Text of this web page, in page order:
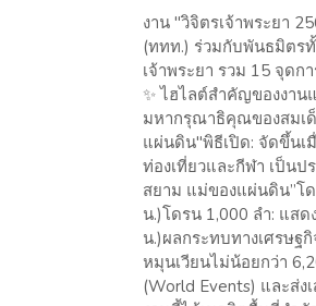
งาน "วิจิตรเจ้าพระยา
(ททท.) ร่วมกับพันธมิตร
เจ้าพระยา รวม 15 จุดก
✨ ไฮไลต์สำคัญของงาน
มหากรุณาธิคุณของสมเ
แผ่นดิน"พิธีเปิด: จัดขึ้นเ
ท่องเที่ยวและกีฬา เป็น
สยาม แม่ของแผ่นดิน”โ
น.)โดรน 1,000 ลำ: แสด
น.)ผลกระทบทางเศรษฐ
หมุนเวียนไม่น้อยกว่า
(World Events) และส่ง